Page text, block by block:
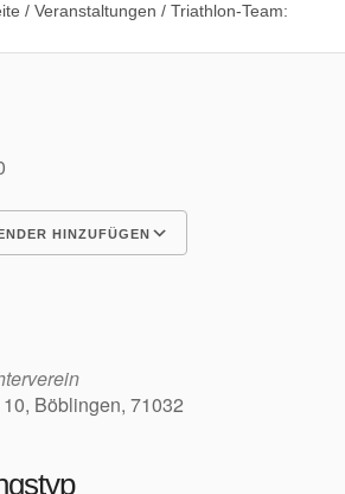
– Durchs Heckengäu ins Nagoldtal
/ Veranstaltungen / Triathlon-Team:
HINZUFÜGEN
Böblingen, 71032